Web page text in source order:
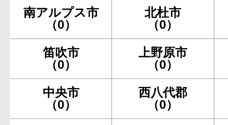
南アルプス市
（0）
北杜市
（0）
笛吹市
（0）
上野原市
（0）
中央市
（0）
西八代郡
（0）